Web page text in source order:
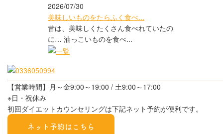
2026/07/30
美味しいものをたらふく食べ...
昔は、美味しくたくさん食べれていたの
に… 油っこいものを食べ...
【営業時間】月～金9:00～19:00 / 土9:00～17:00
※日・祝休み
初回ダイエットカウンセリングは下記ネット予約が便利です。
ネット予約はこちら